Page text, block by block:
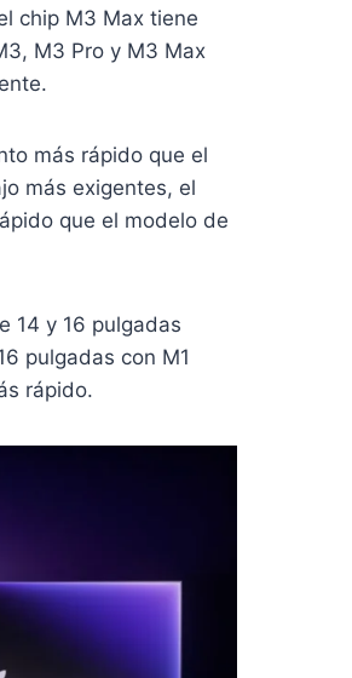
chip M3 Max tiene
M3 Pro y M3 Max
más rápido que el
más exigentes, el
que el modelo de
14 y 16 pulgadas
pulgadas con M1
rápido.